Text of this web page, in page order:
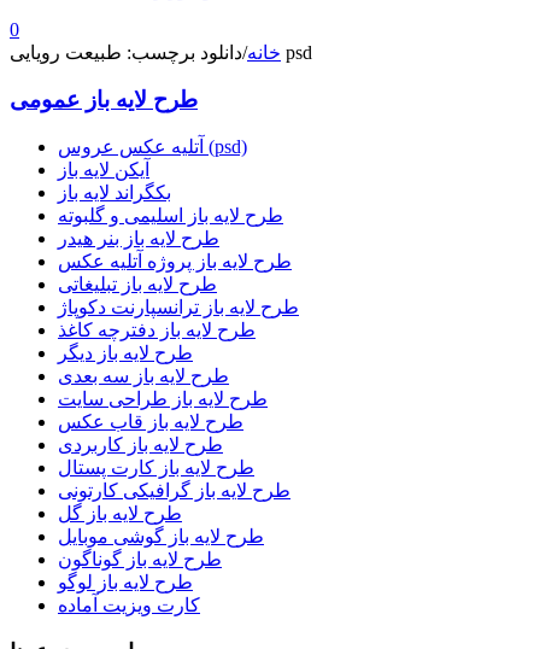
0
خانه/ دانلود برچسب: طبیعت رویایی psd
طرح لایه باز عمومی
آتلیه عکس عروس (psd)
آیکن لایه باز
بکگراند لایه باز
طرح لایه باز اسلیمی و گلبوته
طرح لایه باز بنر هیدر
طرح لایه باز پروژه آتلیه عکس
طرح لایه باز تبلیغاتی
طرح لایه باز ترانسپارنت دکوپاژ
طرح لایه باز دفترچه کاغذ
طرح لایه باز دیگر
طرح لایه باز سه بعدی
طرح لایه باز طراحی سایت
طرح لایه باز قاب عکس
طرح لایه باز کاربردی
طرح لایه باز کارت پستال
طرح لایه باز گرافیکی کارتونی
طرح لایه باز گل
طرح لایه باز گوشی موبایل
طرح لایه باز گوناگون
طرح لایه باز لوگو
کارت ویزیت آماده